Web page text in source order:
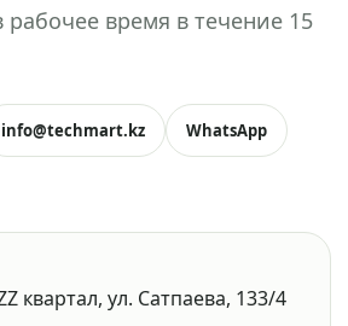
рабочее время в течение 15
info@techmart.kz WhatsApp
квартал, ул. Сатпаева, 133/4